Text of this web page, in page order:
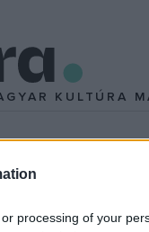
processing of your
KULTÚRA